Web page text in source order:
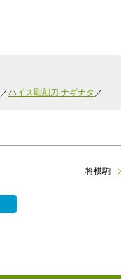
ハイス彫刻刀 ナギナタ
将棋駒